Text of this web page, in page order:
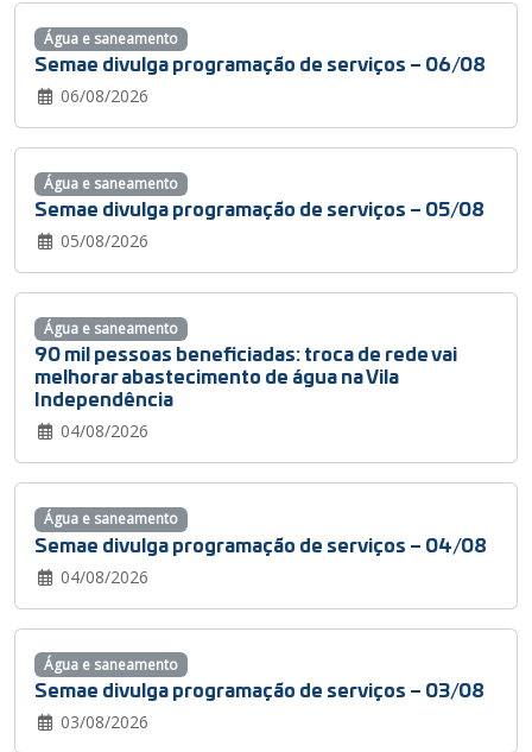
Semae divulga programação de serviços – 06/08
06/08/2026
Água e saneamento
Semae divulga programação de serviços – 05/08
05/08/2026
Água e saneamento
90 mil pessoas beneficiadas: troca de rede vai
melhorar abastecimento de água na Vila
Independência
04/08/2026
Água e saneamento
Semae divulga programação de serviços – 04/08
04/08/2026
Água e saneamento
Semae divulga programação de serviços – 03/08
03/08/2026
Água e saneamento